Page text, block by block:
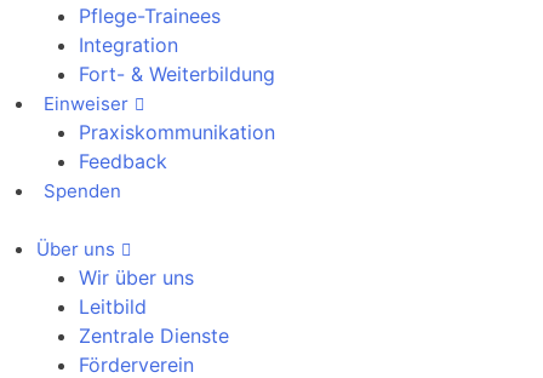
Pflege-Trainees
Integration
Fort- & Weiterbildung
Einweiser
Praxiskommunikation
Feedback
Spenden
Über uns
Wir über uns
Leitbild
Zentrale Dienste
Förderverein